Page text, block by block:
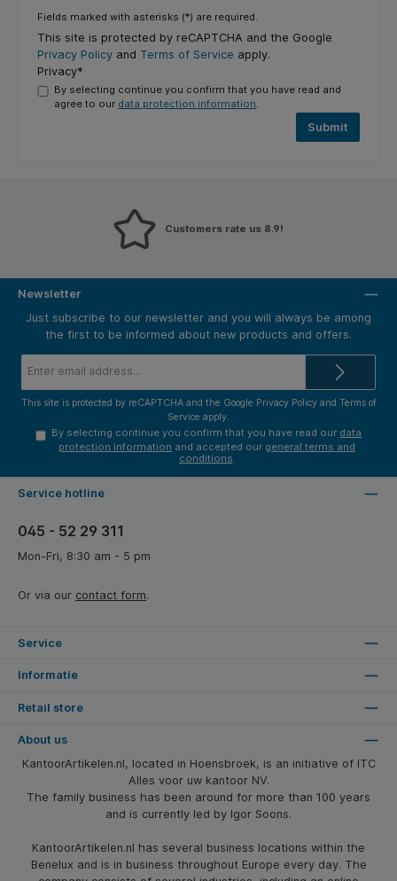
Fields marked with asterisks (*) are required.
This site is protected by reCAPTCHA and the Google
Privacy Policy and Terms of Service apply.
Privacy*
By selecting continue you confirm that you have read and
agree to our data protection information.
Submit
Customers rate us 8.9!
Newsletter
Just subscribe to our newsletter and you will always be among
the first to be informed about new products and offers.
This site is protected by reCAPTCHA and the Google Privacy Policyand Terms of
Service apply.
By selecting continue you confirm that you have read our data
protection information and accepted our general terms and
conditions
Service hotline
045 - 52 29 311
Mon-Fri, 8:30 am - 5 pm
Or via our contact form.
Service
Informatie
Retail store
About us
KantoorArtikelen.nl, located in Hoensbroek, is an initiative of ITC
Alles voor uw kantoor NV.
The family business has been around for more than 100 years
and is currently led by Igor Soons.
KantoorArtikelen.nl has several business locations within the
Benelux and is in business throughout Europe every day. The